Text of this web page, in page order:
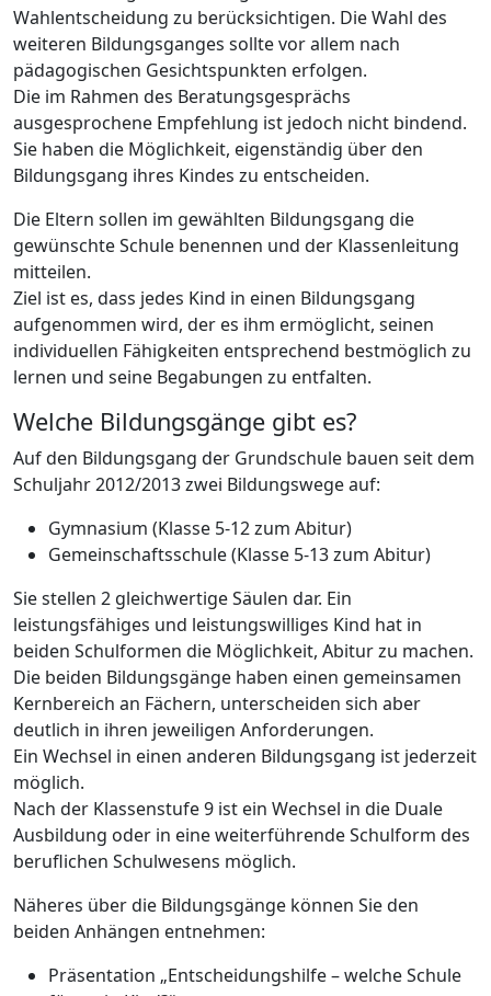
Wahlentscheidung zu berücksichtigen. Die Wahl des
weiteren Bildungsganges sollte vor allem nach
pädagogischen Gesichtspunkten erfolgen.
Die im Rahmen des Beratungsgesprächs
ausgesprochene Empfehlung ist jedoch nicht bindend.
Sie haben die Möglichkeit, eigenständig über den
Bildungsgang ihres Kindes zu entscheiden.
Die Eltern sollen im gewählten Bildungsgang die
gewünschte Schule benennen und der Klassenleitung
mitteilen.
Ziel ist es, dass jedes Kind in einen Bildungsgang
aufgenommen wird, der es ihm ermöglicht, seinen
individuellen Fähigkeiten entsprechend bestmöglich zu
lernen und seine Begabungen zu entfalten.
Welche Bildungsgänge gibt es?
Auf den Bildungsgang der Grundschule bauen seit dem
Schuljahr 2012/2013 zwei Bildungswege auf:
Gymnasium (Klasse 5-12 zum Abitur)
Gemeinschaftsschule (Klasse 5-13 zum Abitur)
Sie stellen 2 gleichwertige Säulen dar. Ein
leistungsfähiges und leistungswilliges Kind hat in
beiden Schulformen die Möglichkeit, Abitur zu machen.
Die beiden Bildungsgänge haben einen gemeinsamen
Kernbereich an Fächern, unterscheiden sich aber
deutlich in ihren jeweiligen Anforderungen.
Ein Wechsel in einen anderen Bildungsgang ist jederzeit
möglich.
Nach der Klassenstufe 9 ist ein Wechsel in die Duale
Ausbildung oder in eine weiterführende Schulform des
beruflichen Schulwesens möglich.
Näheres über die Bildungsgänge können Sie den
beiden Anhängen entnehmen:
Präsentation „Entscheidungshilfe – welche Schule